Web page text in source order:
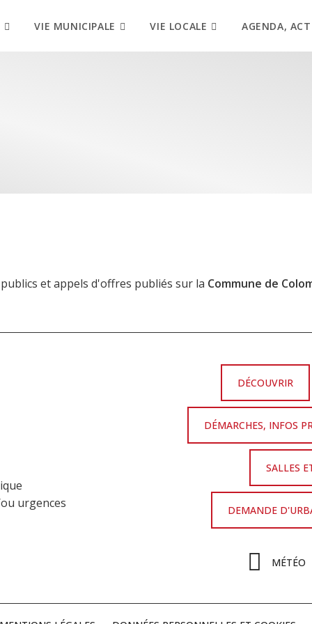
VIE MUNICIPALE VIE LOCALE AGENDA,
et appels d'offres publiés sur la Commune de
urgences
DÉCOUVRIR
DÉMARCHES, INFOS
SALLES
DEMANDE
MÉTÉO